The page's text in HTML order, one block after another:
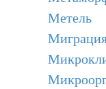
Метель